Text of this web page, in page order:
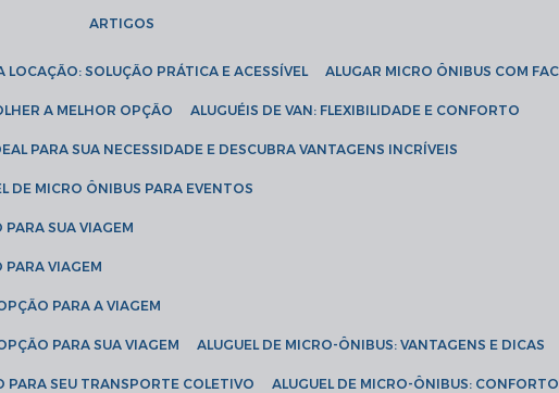
ARTIGOS
LOCAÇÃO: SOLUÇÃO PRÁTICA E ACESSÍVEL ALUGAR MICRO ÔNIBUS COM
A MELHOR OPÇÃO ALUGUÉIS DE VAN: FLEXIBILIDADE E CONFORTO
PARA SUA NECESSIDADE E DESCUBRA VANTAGENS INCRÍVEIS
DE MICRO ÔNIBUS PARA EVENTOS
PARA SUA VIAGEM
PARA VIAGEM
PARA A VIAGEM
PARA SUA VIAGEM ALUGUEL DE MICRO-ÔNIBUS: VANTAGENS E DICAS
PARA SEU TRANSPORTE COLETIVO ALUGUEL DE MICRO-ÔNIBUS: